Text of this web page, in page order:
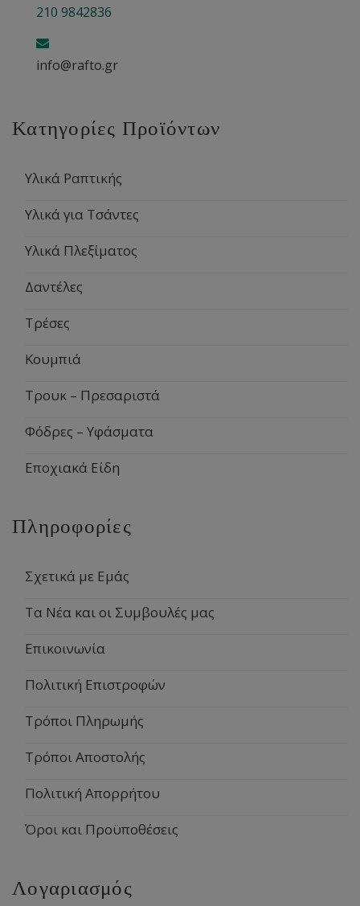
210 9842836
info@rafto.gr
Κατηγορίες Προϊόντων
Υλικά Ραπτικής
Υλικά για Τσάντες
Υλικά Πλεξίματος
Δαντέλες
Τρέσες
Κουμπιά
Τρουκ – Πρεσαριστά
Φόδρες – Υφάσματα
Εποχιακά Είδη
Πληροφορίες
Σχετικά με Εμάς
Τα Νέα και οι Συμβουλές μας
Επικοινωνία
Πολιτική Επιστροφών
Τρόποι Πληρωμής
Τρόποι Αποστολής
Πολιτική Απορρήτου
Όροι και Προϋποθέσεις
Λογαριασμός